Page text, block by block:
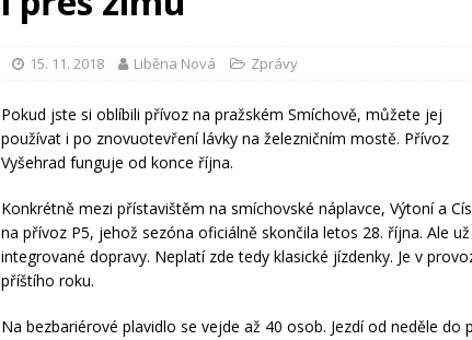
15. 11. 2018 Liběna Nová Zprávy
Pokud jste si oblíbili přívoz na pražském Smíchově, můžete jej
používat i po znovuotevření lávky na železničním mostě. Přívoz
Vyšehrad funguje od konce října.
Konkrétně mezi přístavištěm na smíchovské náplavce, Výtoní a
na přívoz P5, jehož sezóna oficiálně skončila letos 28. října. Ale
integrované dopravy. Neplatí zde tedy klasické jízdenky. Je v
příštího roku.
Na bezbariérové plavidlo se vejde až 40 osob. Jezdí od neděle do